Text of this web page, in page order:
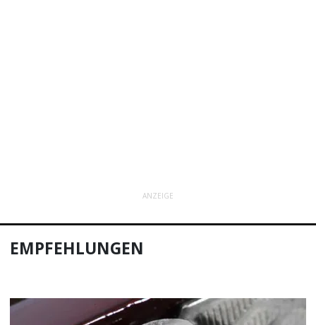
ANZEIGE
EMPFEHLUNGEN